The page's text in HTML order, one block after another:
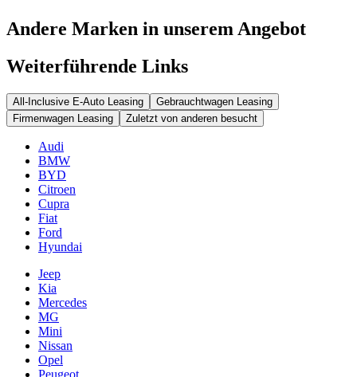
Andere Marken in unserem Angebot
Weiterführende Links
All-Inclusive E-Auto Leasing
Gebrauchtwagen Leasing
Firmenwagen Leasing
Zuletzt von anderen besucht
Audi
BMW
BYD
Citroen
Cupra
Fiat
Ford
Hyundai
Jeep
Kia
Mercedes
MG
Mini
Nissan
Opel
Peugeot